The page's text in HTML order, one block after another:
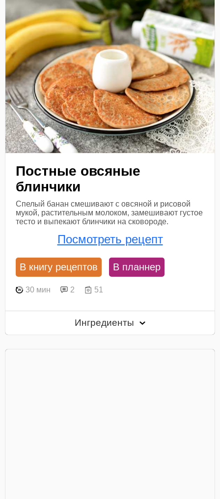
Постные овсяные
блинчики
Спелый банан смешивают с овсяной и рисовой
мукой, растительным молоком, замешивают густое
тесто и выпекают блинчики на сковороде.
Посмотреть рецепт
В книгу рецептов В планнер
30 мин 2 51
Ингредиенты